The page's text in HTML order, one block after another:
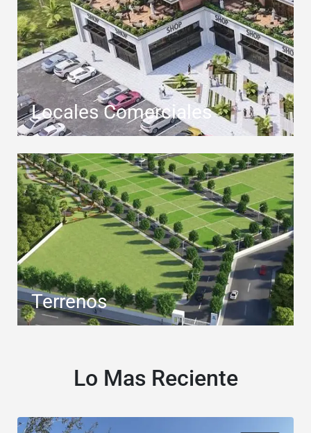
Locales Comerciales
Terrenos
Lo Mas Reciente